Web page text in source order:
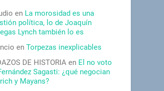
en La morosidad es una
política, lo de Joaquín
Lynch también lo es
enTorpezas inexplicables
DE HISTORIA en El no voto
Sagasti: ¿qué negocian
y Mayans?